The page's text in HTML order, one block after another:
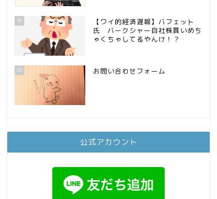
9
【ワイ的経済遅報】バフェット
氏 バークシャー自社株買いめち
ゃくちゃしてるやんけ！？
10 お問い合わせフォーム
公式アカウント